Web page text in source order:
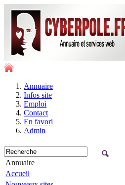
Annuaire
Infos site
Emploi
Contact
En favori
Admin
Annuaire
Accueil